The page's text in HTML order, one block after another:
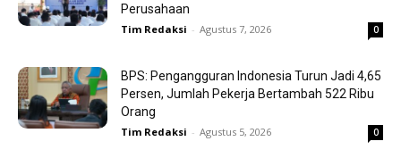
Perusahaan
Tim Redaksi - Agustus 7, 2026 0
BPS: Pengangguran Indonesia Turun Jadi 4,65
Persen, Jumlah Pekerja Bertambah 522 Ribu
Orang
Tim Redaksi - Agustus 5, 2026 0